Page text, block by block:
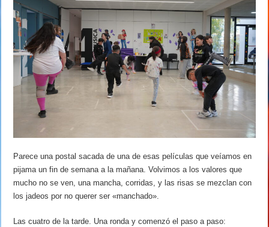
Parece una postal sacada de una de esas películas que veíamos en
pijama un fin de semana a la mañana. Volvimos a los valores que
mucho no se ven, una mancha, corridas, y las risas se mezclan con
los jadeos por no querer ser «manchado».
Las cuatro de la tarde. Una ronda y comenzó el paso a paso: